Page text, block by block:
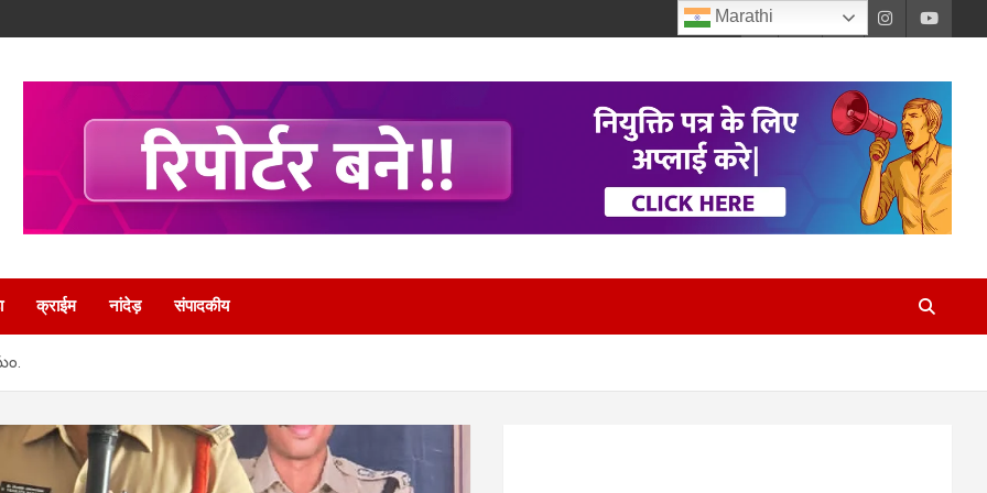
क्राईम नांदेड़ संपादकीय
Marathi